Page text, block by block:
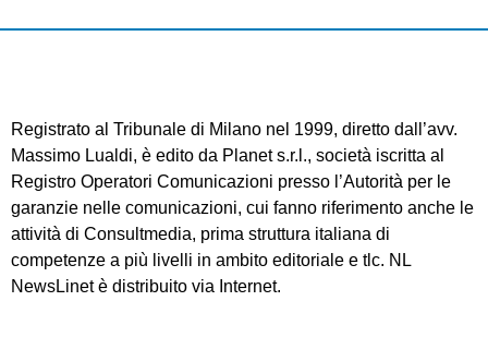
Registrato al Tribunale di Milano nel 1999, diretto dall’avv.
Massimo Lualdi, è edito da Planet s.r.l., società iscritta al
Registro Operatori Comunicazioni presso l’Autorità per le
garanzie nelle comunicazioni, cui fanno riferimento anche le
attività di Consultmedia, prima struttura italiana di
competenze a più livelli in ambito editoriale e tlc. NL
NewsLinet è distribuito via Internet.